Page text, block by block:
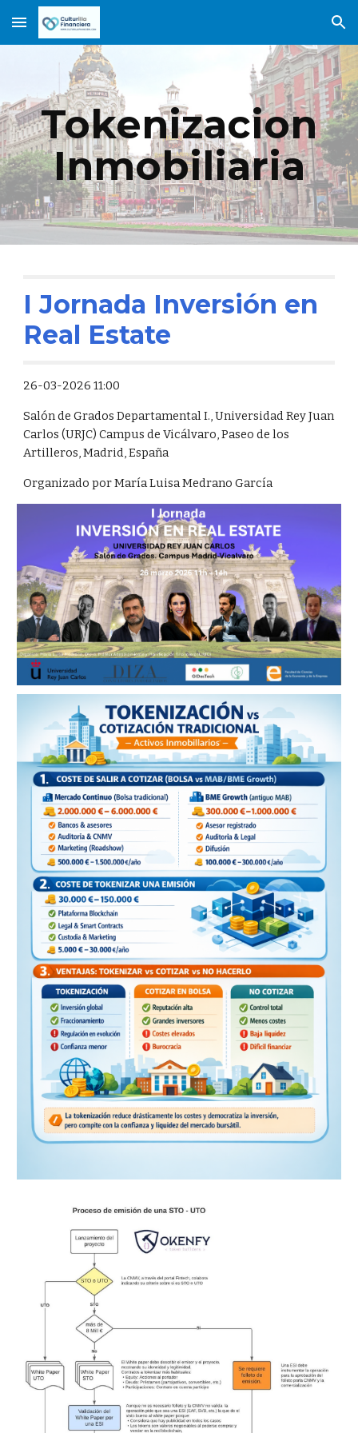
Skip to main content Skip to navigation
Tokenizacion
Inmobiliaria
I Jornada Inversión en
Real Estate
26-03-2026 11:00
Salón de Grados Departamental I., Universidad Rey Juan
Carlos (URJC) Campus de Vicálvaro, Paseo de los
Artilleros, Madrid, España
Organizado por María Luisa Medrano García